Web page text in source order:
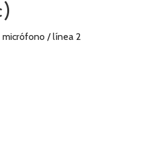
micrófono / línea 2